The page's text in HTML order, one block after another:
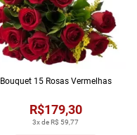
3x de R$ 59,77
R$179,30
Bouquet 15 Rosas Vermelhas